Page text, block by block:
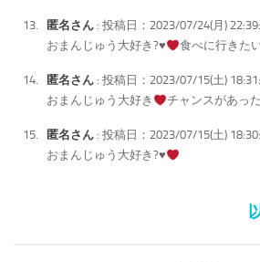
匿名さん : 投稿日：2023/07/24(月)
おまんじゅう大好き?♥️ 食べに行きた
匿名さん : 投稿日：2023/07/15(土)
おまんじゅう大好き
チャンスがあっ
匿名さん : 投稿日：2023/07/15(土)
おまんじゅう大好き?♥️